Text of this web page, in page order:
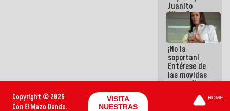
Juanito
Alimaña son
harina del
mismo
costal
¡No la
soportan!
Entérese de
las movidas
que realizan
cómplices
Copyright © 2026
Con El Mazo Dando.
VISITA
NUESTRAS
HOME